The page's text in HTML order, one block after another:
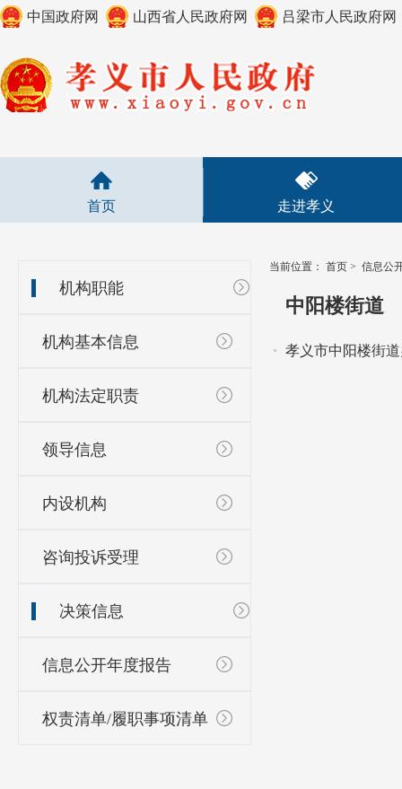
中国政府网 山西省人民政府网 吕梁市人民政府网
首页 走进孝义
机构职能
机构基本信息
机构法定职责
领导信息
内设机构
咨询投诉受理
决策信息
信息公开年度报告
权责清单/履职事项清单
当前位置： 首页 > 信息公
中阳楼街道
孝义市中阳楼街